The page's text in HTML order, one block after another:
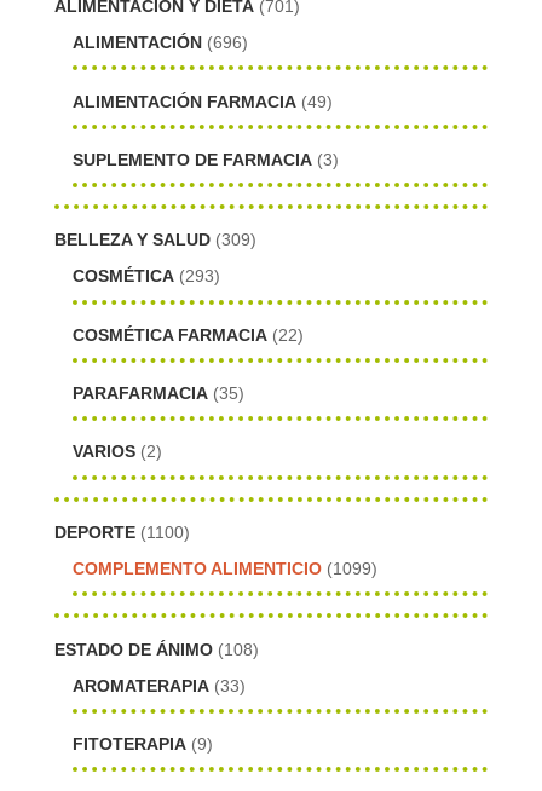
ALIMENTACIÓN Y DIETA (701)
ALIMENTACIÓN (696)
ALIMENTACIÓN FARMACIA (49)
SUPLEMENTO DE FARMACIA (3)
BELLEZA Y SALUD (309)
COSMÉTICA (293)
COSMÉTICA FARMACIA (22)
PARAFARMACIA (35)
VARIOS (2)
DEPORTE (1100)
COMPLEMENTO ALIMENTICIO (1099)
ESTADO DE ÁNIMO (108)
AROMATERAPIA (33)
FITOTERAPIA (9)